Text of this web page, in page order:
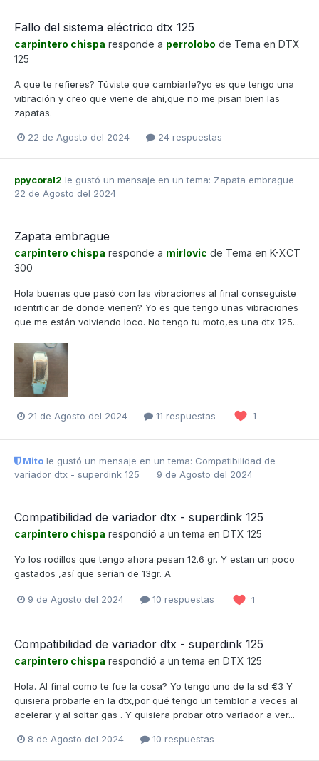
Fallo del sistema eléctrico dtx 125
carpintero chispa responde a perrolobo de Tema en DTX
125
A que te refieres? Túviste que cambiarle?yo es que tengo una
vibración y creo que viene de ahí,que no me pisan bien las
zapatas.
22 de Agosto del 2024 24 respuestas
ppycoral2 le gustó un mensaje en un tema: Zapata embrague
22 de Agosto del 2024
Zapata embrague
carpintero chispa responde a mirlovic de Tema en K-XCT
300
Hola buenas que pasó con las vibraciones al final conseguiste
identificar de donde vienen? Yo es que tengo unas vibraciones
que me están volviendo loco. No tengo tu moto,es una dtx 125...
21 de Agosto del 2024 11 respuestas 1
Mito le gustó un mensaje en un tema: Compatibilidad de
variador dtx - superdink 125
9 de Agosto del 2024
Compatibilidad de variador dtx - superdink 125
carpintero chispa respondió a un tema en DTX 125
Yo los rodillos que tengo ahora pesan 12.6 gr. Y estan un poco
gastados ,así que serían de 13gr. A
9 de Agosto del 2024 10 respuestas 1
Compatibilidad de variador dtx - superdink 125
carpintero chispa respondió a un tema en DTX 125
Hola. Al final como te fue la cosa? Yo tengo uno de la sd €3 Y
quisiera probarle en la dtx,por qué tengo un temblor a veces al
acelerar y al soltar gas . Y quisiera probar otro variador a ver...
8 de Agosto del 2024 10 respuestas